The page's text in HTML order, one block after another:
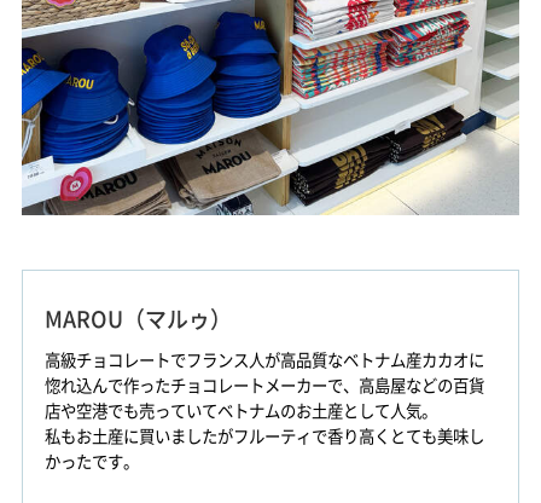
MAROU（マルゥ）
高級チョコレートでフランス人が高品質なベトナム産カカオに
惚れ込んで作ったチョコレートメーカーで、高島屋などの百貨
店や空港でも売っていてベトナムのお土産として人気。
私もお土産に買いましたがフルーティで香り高くとても美味し
かったです。